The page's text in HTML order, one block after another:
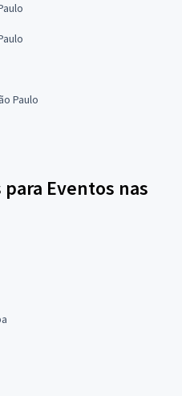
Paulo
Eventos nas